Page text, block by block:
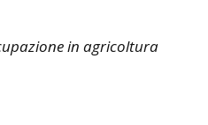
in agricoltura